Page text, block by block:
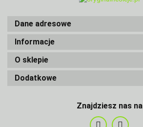
Dane adresowe
Informacje
O sklepie
Dodatkowe
Znajdziesz nas na